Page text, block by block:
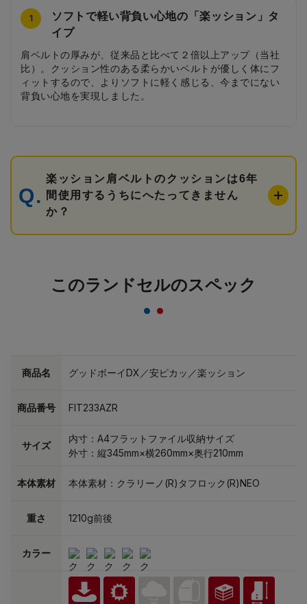
1
ソフトで軽い背負い心地の「楽ッション」タ
イプ
肩ベルトの厚みが、従来品と比べて２倍以上アップ（当社
比）。クッション性のある柔らかいベルトが優しく体にフ
ィットするので、よりソフトに軽く感じる、今までにない
背負い心地を実現しました。
2 カッコいい大まちステッチ
ときにも、クールでスポーティーな印象を与えます。
3 丈夫な大マチと傷に強い素材
強）、３方強力補強を施しました。本体にはクラリーノの
中で、最も傷に強い素材「クラリーノタフロックNEO」を
使用しています。見た目も、艶があり高級感を演出しま
す。
4 スポーティなカブセステッチ
なデザインが特徴です。コンビカラーは、カラーの縁どり
がアクセントになって、よりスポーティな印象に。
5 スマートな反射びょう
トな反射びょう。自動車のライトに強く反射して安全で
す。
6 3段ワンタッチ（底面）
てしっかり蓋を閉じることができます。
7 スクエアシルバーの引き手
アーシルバーの引き手です。
8 スポーティーな前ポケット
す前ポケットです。
楽ッション肩ベルトのクッションは6年
間使用するうちにへたってきません
か？
このランドセルのスペック
商品名 グッドボーイDX／安ピカッ／楽ッション
商品番号 FIT233AZR
サイズ
内寸：A4フラットファイル収納サイズ
外寸：縦345mm×横260mm×奥行210mm
本体素材 本体素材：クラリーノ(R)タフロック(R)NEO
重さ 1210g前後
カラー